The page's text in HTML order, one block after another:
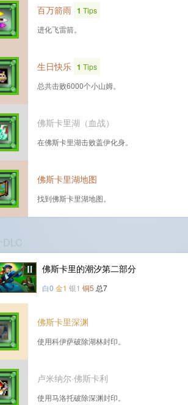
百万箭雨 1 Tips
进化飞雷箭。
生日快乐 1 Tips
总共击败6000个小山姆。
佛斯卡里湖（血战）
在佛斯卡里湖击败盖伊化身。
佛斯卡里湖地图
找到佛斯卡里湖地图。
佛斯卡里的潮汐第二部分
白0 金1 银1 铜5 总7
佛斯卡里深渊
使用科伊萨破除湖林封印。
卢米纳尔·佛斯卡利
使用马洛托破除深渊封印。